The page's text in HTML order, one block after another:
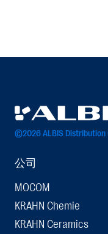
©2026 ALBIS Distribution
公司
MOCOM
KRAHN Chemie
KRAHN Ceramics